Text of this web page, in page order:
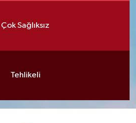
Çok Sağlıksız
Tehlikeli